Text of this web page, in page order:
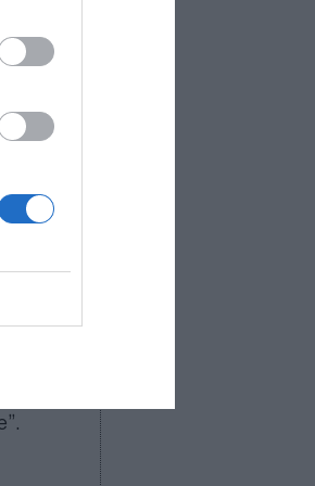
para
reto
lo
que